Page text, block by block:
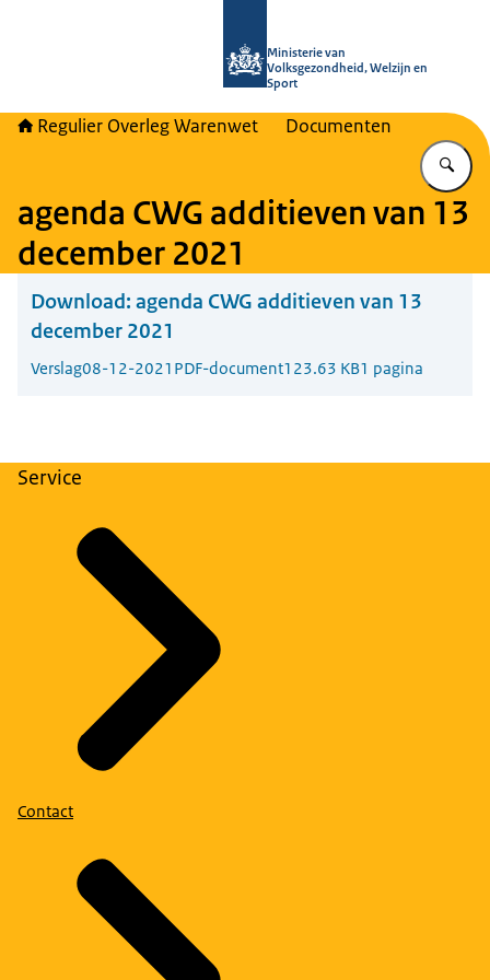
Ministerie van
Volksgezondheid, Welzijn en
Sport
Regulier Overleg Warenwet Documenten
agenda CWG additieven van 13
december 2021
Download: agenda CWG additieven van 13
december 2021
Verslag08-12-2021 PDF-document123.63 KB1 pagina
Service
Contact